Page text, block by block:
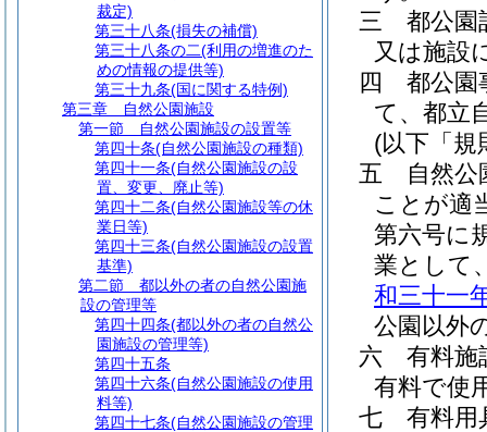
三
都公
又は施設
四
都公
て、都立
(以下「規
五
自然
ことが適
第六号に
業として
和三十一
公園以外
六
有料
有料で使
七
有料
裁定)
第三十八条(損失の補償)
第三十八条の二(利用の増進のた
めの情報の提供等)
第三十九条(国に関する特例)
第三章
自然公園施設
第一節
自然公園施設の設置等
第四十条(自然公園施設の種類)
第四十一条(自然公園施設の設
置、変更、廃止等)
第四十二条(自然公園施設等の休
業日等)
第四十三条(自然公園施設の設置
基準)
第二節
都以外の者の自然公園施
設の管理等
第四十四条(都以外の者の自然公
園施設の管理等)
第四十五条
第四十六条(自然公園施設の使用
料等)
第四十七条(自然公園施設の管理